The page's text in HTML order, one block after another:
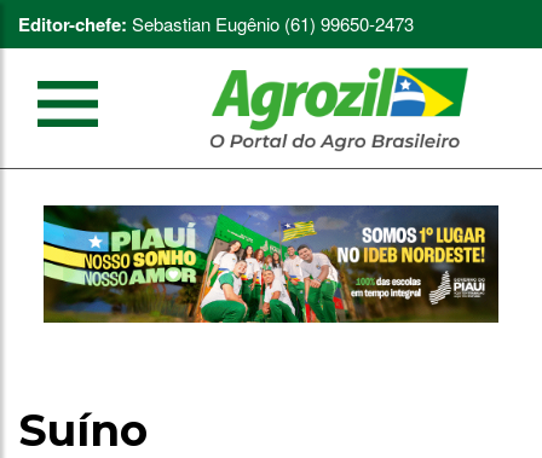
Editor-chefe: Sebastian Eugênio (61) 99650-2473
Suíno